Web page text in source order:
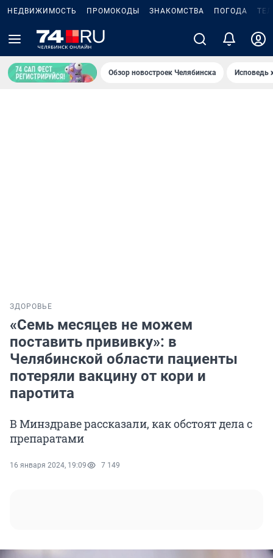
НЕДВИЖИМОСТЬ ПРОМОКОДЫ ЗНАКОМСТВА ПОГОДА
Обзор новостроек Челябинска Исповедь
ЗДОРОВЬЕ
«Семь месяцев не можем
поставить прививку»: в
Челябинской области пациенты
потеряли вакцину от кори и
паротита
В Минздраве рассказали, как обстоят дела с
препаратами
16 января 2024, 19:09 7 149